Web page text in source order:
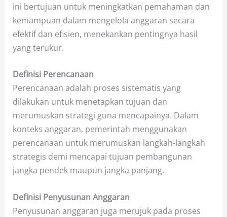
ini bertujuan untuk meningkatkan pemahaman dan
kemampuan dalam mengelola anggaran secara
efektif dan efisien, menekankan pentingnya hasil
yang terukur.
Definisi Perencanaan
Perencanaan adalah proses sistematis yang
dilakukan untuk menetapkan tujuan dan
merumuskan strategi guna mencapainya. Dalam
konteks anggaran, pemerintah menggunakan
perencanaan untuk merumuskan langkah-langkah
strategis demi mencapai tujuan pembangunan
jangka pendek maupun jangka panjang.
Definisi Penyusunan Anggaran
Penyusunan anggaran juga merujuk pada proses